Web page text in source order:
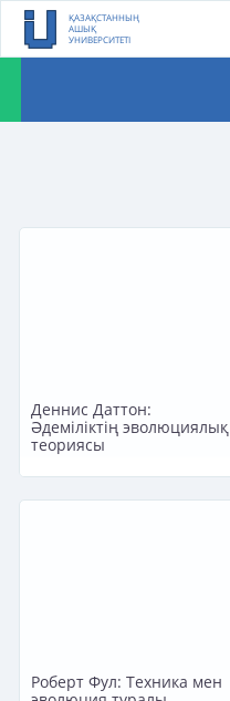
ҚАЗАҚСТАННЫҢ
АШЫҚ
УНИВЕРСИТЕТІ
Деннис Даттон:
Әдеміліктің эволюциялық
теориясы
Роберт Фул: Техника мен